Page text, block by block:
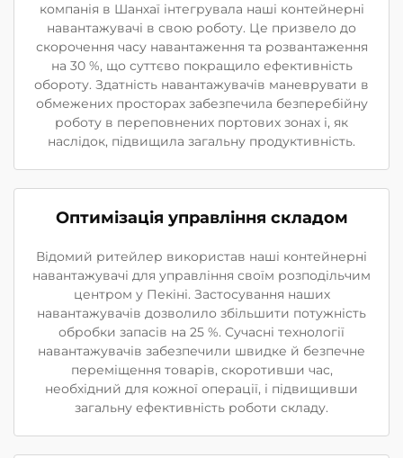
компанія в Шанхаї інтегрувала наші контейнерні
навантажувачі в свою роботу. Це призвело до
скорочення часу навантаження та розвантаження
на 30 %, що суттєво покращило ефективність
обороту. Здатність навантажувачів маневрувати в
обмежених просторах забезпечила безперебійну
роботу в переповнених портових зонах і, як
наслідок, підвищила загальну продуктивність.
Оптимізація управління складом
Відомий ритейлер використав наші контейнерні
навантажувачі для управління своїм розподільчим
центром у Пекіні. Застосування наших
навантажувачів дозволило збільшити потужність
обробки запасів на 25 %. Сучасні технології
навантажувачів забезпечили швидке й безпечне
переміщення товарів, скоротивши час,
необхідний для кожної операції, і підвищивши
загальну ефективність роботи складу.